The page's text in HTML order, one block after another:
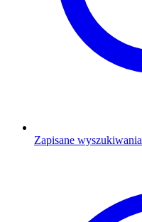
Zapisane wyszukiwania